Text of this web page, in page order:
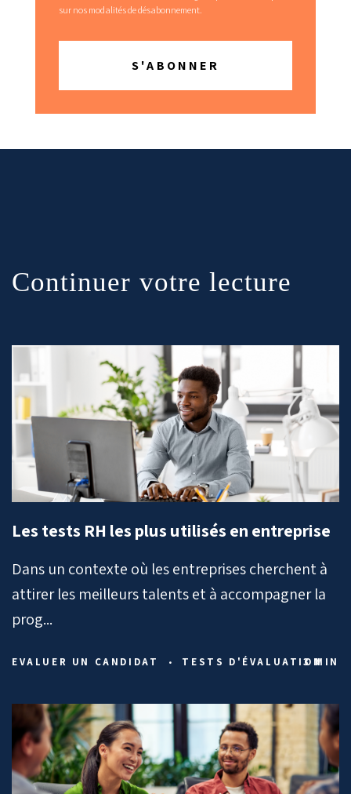
sur nos modalités de désabonnement.
Continuer votre lecture
Les tests RH les plus utilisés en entreprise
Dans un contexte où les entreprises cherchent à
attirer les meilleurs talents et à accompagner la
prog...
EVALUER UN CANDIDAT • TESTS D'ÉVALUATION
3 MIN